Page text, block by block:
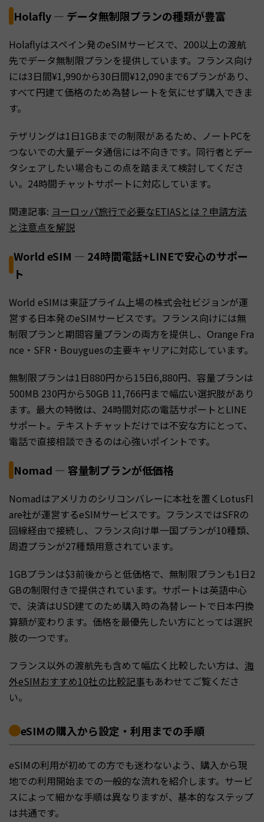
Holafly — データ無制限プランの種類が豊富
Holaflyはスペイン発のeSIMサービスで、200以上の渡航
先でデータ無制限プランを提供しています。フランス向け
には3日間¥1,990から30日間¥12,090まで6プランがあり、
すべて円建て価格のため為替レートを気にせず購入できま
す。
テザリングは1日1GBまでの制限があるため、ノートPCを
つないでの大量データ通信には不向きです。同行者とデー
タシェアしたい場合もこの点を踏まえて検討してくださ
い。24時間チャットサポートに対応しています。
関連記事: ヨーロッパ旅行で必要なETIASとは？申請方法
と注意点を解説
World eSIM — 24時間電話+LINEで安心のサポー
ト
World eSIMは東証プライム上場の株式会社ビジョンが運
営する日本発のeSIMサービスです。フランス向けには無
制限プランと期間容量プランの両方を提供し、Orange Fra
nce・SFR・Bouyguesの主要キャリアに対応しています。
無制限プランは1日880円から15日6,880円、容量プランは
500MB 230円から50GB 11,766円まで幅広い選択肢があり
ます。最大の特徴は、24時間対応の電話サポートとLINE
サポート。テキストチャットだけでは不安な方にとって、
電話で直接相談できるのは心強いポイントです。
Nomad — 容量制プランが低価格
Nomadはアメリカのシリコンバレーに本社を置くLotusFl
are社が運営するeSIMサービスです。フランスではSFRの
回線経由で接続し、フランス向け単一国プランが10種類、
周遊プランが27種類用意されています。
1GBプランは$3前後からと低価格で、無制限プランも1日2
GBの制限付きで提供されています。サポートは英語中心
で、決済はUSD建てのため購入時の為替レートで日本円換
算額が変わります。価格を最優先したい方にとっては選択
肢の一つです。
フランス以外の渡航先も含めて幅広く比較したい方は、 海
外eSIMおすすめ10社の比較記事もあわせてご覧くださ
い。
eSIMの購入から設定・利用までの手順
eSIMの利用が初めての方でも迷わないよう、購入から現
地での利用開始までの一般的な流れを紹介します。サービ
スによって細かな手順は異なりますが、基本的なステップ
は共通です。